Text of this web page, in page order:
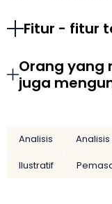
Fitur - fitur
Orang yang
juga
Analisis
Ilustratif